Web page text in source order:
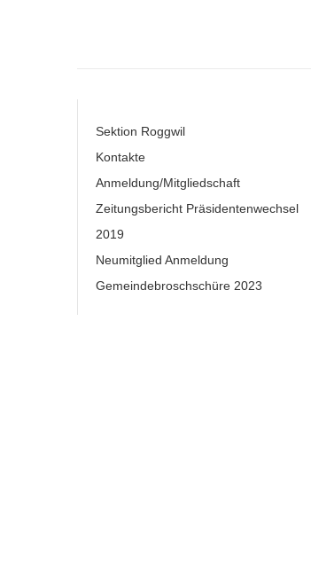
Sektion Roggwil
Kontakte
Anmeldung/Mitgliedschaft
Zeitungsbericht Präsidentenwechsel
2019
Neumitglied Anmeldung
Gemeindebroschschüre 2023